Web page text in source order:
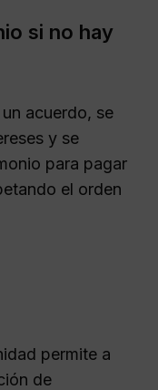
si no hay
acuerdo, se
y se
para pagar
el orden
permite a
de